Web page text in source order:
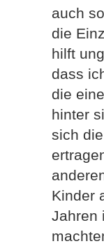
auch
die
hilft
dass
die
hinter
sich
Kinder
Jahren